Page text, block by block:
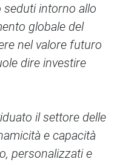
seduti intorno allo
globale del
nel valore futuro
dire investire
il settore delle
e capacità
personalizzati e